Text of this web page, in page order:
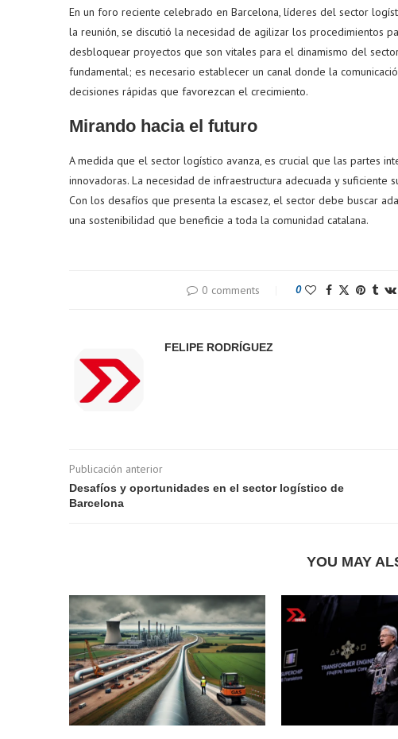
En un foro reciente celebrado en Barcelona, líderes del sector
la reunión, se discutió la necesidad de agilizar los procedimientos
desbloquear proyectos que son vitales para el dinamismo del
fundamental; es necesario establecer un canal donde la
decisiones rápidas que favorezcan el crecimiento.
Mirando hacia el futuro
A medida que el sector logístico avanza, es crucial que las partes
innovadoras. La necesidad de infraestructura adecuada y
Con los desafíos que presenta la escasez, el sector debe buscar
una sostenibilidad que beneficie a toda la comunidad catalana.
0 comments 0
FELIPE RODRÍGUEZ
Publicación anterior
Desafíos y oportunidades en el sector logístico de
Barcelona
YOU MAY